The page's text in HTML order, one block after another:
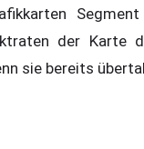
der Karte
sie bereits